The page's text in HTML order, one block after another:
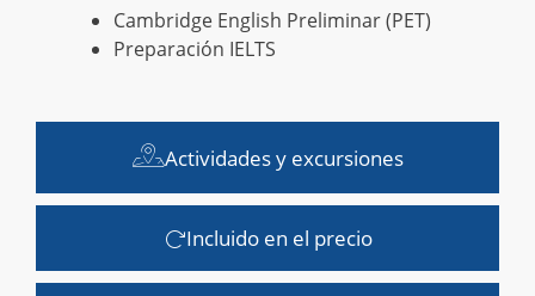
Actividades y excursiones
Incluido en el precio
Cambridge English Preliminar (PET)
Preparación IELTS